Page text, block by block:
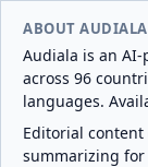
ABOUT AUDIALA
Audiala is an
across 96
languages.
Editorial content
summarizing for